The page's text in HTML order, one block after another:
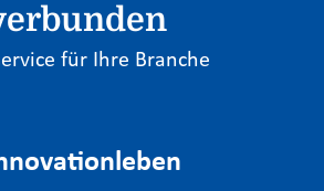
für Ihre Branche